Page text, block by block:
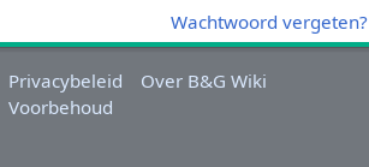
Wachtwoord vergeten?
Privacybeleid
Over B&G Wiki
Voorbehoud